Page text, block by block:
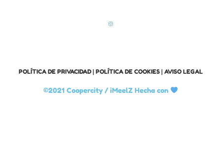
POLÍTICA DE PRIVACIDAD| POLÍTICA DE COOKIES| AVISO LEGAL
©2021 Coopercity /iMeelZ Hecha con